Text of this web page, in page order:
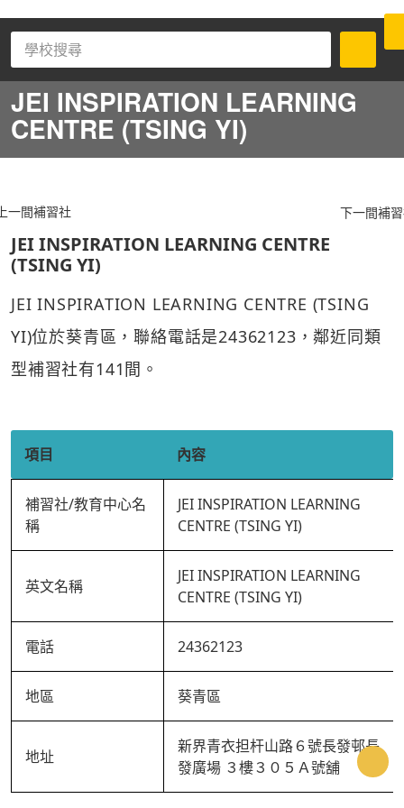
JEI INSPIRATION LEARNING
CENTRE (TSING YI)
一間補習社 下一間補
JEI INSPIRATION LEARNING CENTRE
(TSING YI)
JEI INSPIRATION LEARNING CENTRE (TSING
YI)位於葵青區，聯絡電話是24362123，鄰近同類
型補習社有141間。
項目 內容
補習社/教育中心名
稱
JEI INSPIRATION LEARNING
CENTRE (TSING YI)
英文名稱
JEI INSPIRATION LEARNING
CENTRE (TSING YI)
電話 24362123
地區 葵青區
地址
新界青衣担杆山路６號長發邨長
發廣場 ３樓３０５Ａ號舖